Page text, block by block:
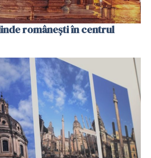
româneşti în centrul